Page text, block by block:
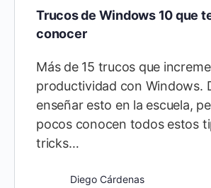
Trucos de Windows 10 que
conocer
Más de 15 trucos que
productividad con Windows.
enseñar esto en la escuela,
pocos conocen todos estos
tricks…
Diego Cárdenas